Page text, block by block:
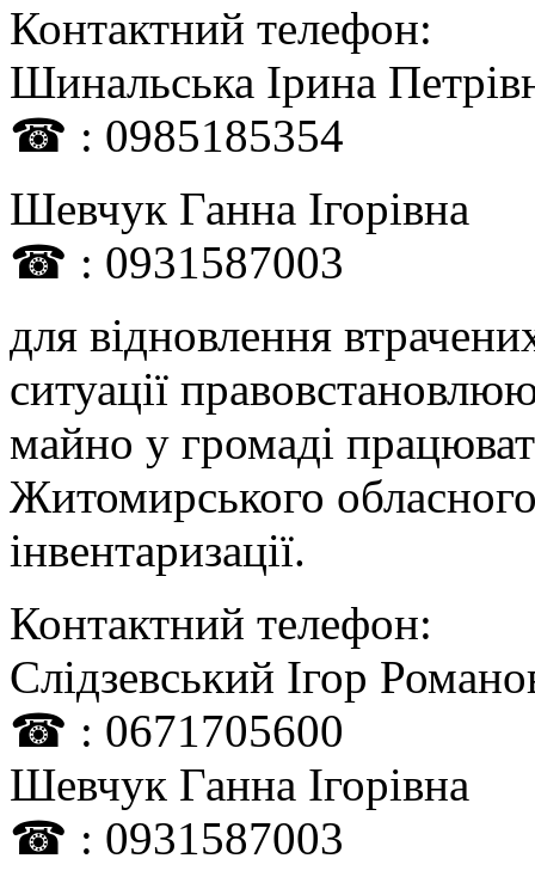
Контактний телефон:
Шинальська Ірина
☎ : 0985185354
Шевчук Ганна Ігорівна
☎ : 0931587003
для відновлення
ситуації
майно у громаді
Житомирського
інвентаризації.
Контактний телефон:
Слідзевський Ігор
☎ : 0671705600
Шевчук Ганна Ігорівна
☎ : 0931587003